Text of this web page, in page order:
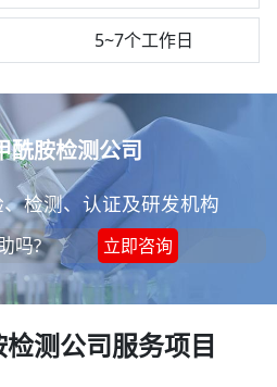
5~7个工作日
酰胺检测公司
检测、认证及研发机构
吗? 立即咨询
测公司服务项目